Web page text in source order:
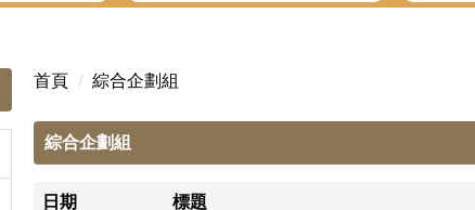
首頁 綜合企劃組
綜合企劃組
日期 標題